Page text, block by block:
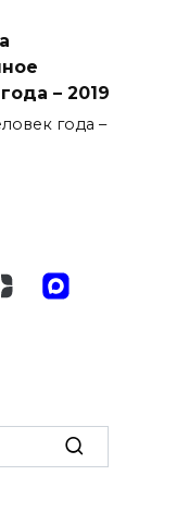
– 2019
года –